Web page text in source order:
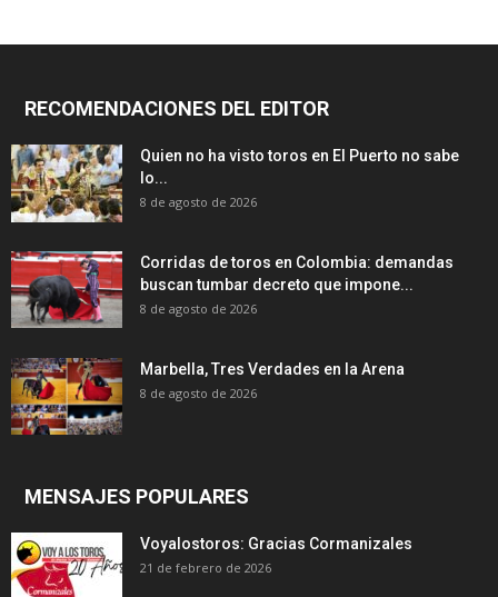
RECOMENDACIONES DEL EDITOR
Quien no ha visto toros en El Puerto no sabe
lo...
8 de agosto de 2026
Corridas de toros en Colombia: demandas
buscan tumbar decreto que impone...
8 de agosto de 2026
Marbella, Tres Verdades en la Arena
8 de agosto de 2026
MENSAJES POPULARES
Voyalostoros: Gracias Cormanizales
21 de febrero de 2026